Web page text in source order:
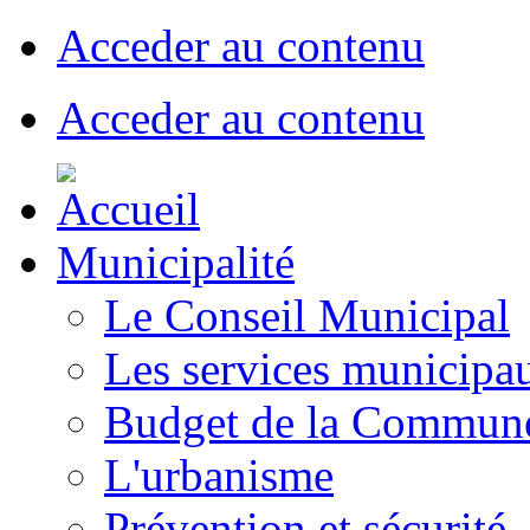
Acceder au contenu
Acceder au contenu
Municipalité
Le Conseil Municipal
Les services
Budget de la
L'urbanisme